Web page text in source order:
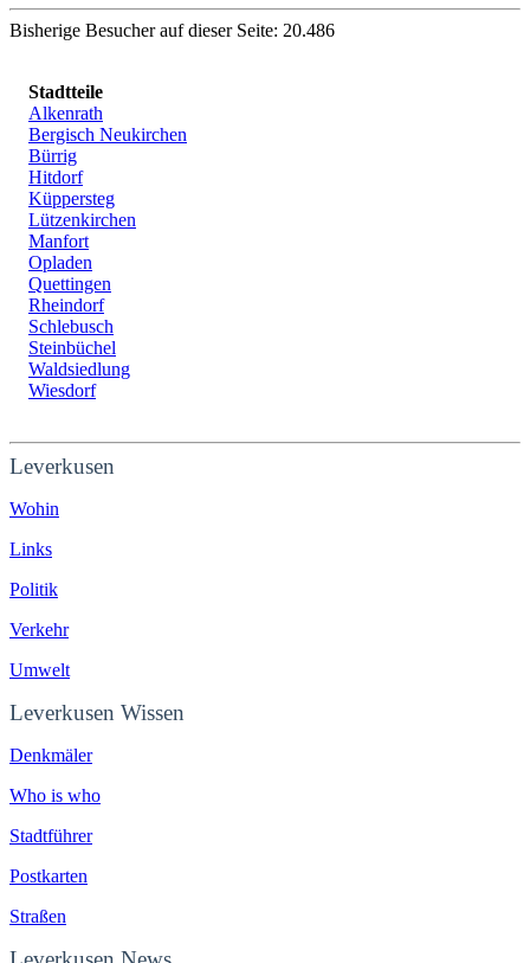
Bisherige Besucher auf dieser Seite: 20.486
Stadtteile
Alkenrath
Bergisch Neukirchen
Bürrig
Hitdorf
Küppersteg
Lützenkirchen
Manfort
Opladen
Quettingen
Rheindorf
Schlebusch
Steinbüchel
Waldsiedlung
Wiesdorf
Leverkusen
Wohin
Links
Politik
Verkehr
Umwelt
Leverkusen Wissen
Denkmäler
Who is who
Stadtführer
Postkarten
Straßen